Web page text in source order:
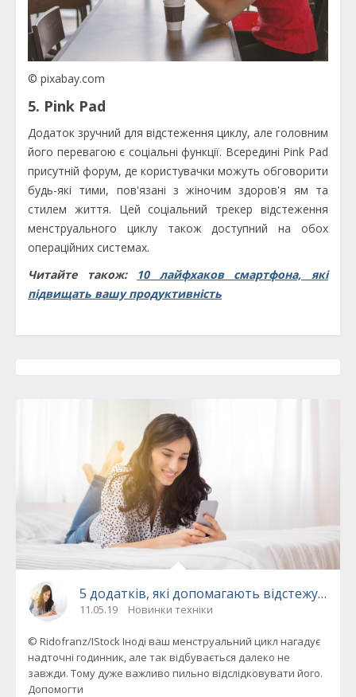
© pixabay.com
5. Pink Pad
Додаток зручний для відстеження циклу, але головним
його перевагою є соціальні функції. Всередині Pink Pad
присутній форум, де користувачки можуть обговорити
будь-які тими, пов'язані з жіночим здоров'я ям та
стилем життя. Цей соціальний трекер відстеження
менструального циклу також доступний на обох
операційних системах.
Читайте також: 10 лайфхаков смартфона, які
підвищать вашу продуктивність
5 додатків, які допомагають
11.05.19 Новинки техніки
© Ridofranz/IStock Іноді ваш менструальний цикл нагадує
надточні годинник, але так відбувається далеко не
завжди. Тому дуже важливо пильно відслідковувати його.
Допомогти